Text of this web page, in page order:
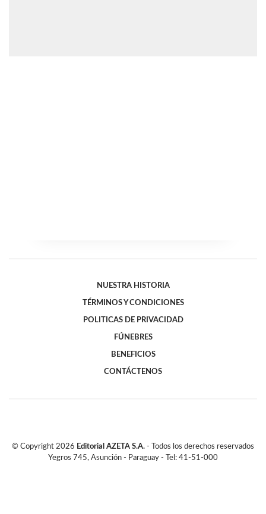
NUESTRA HISTORIA
TÉRMINOS Y CONDICIONES
POLITICAS DE PRIVACIDAD
FÚNEBRES
BENEFICIOS
CONTÁCTENOS
© Copyright 2026 Editorial AZETA S.A. - Todos los derechos reservados
Yegros 745, Asunción - Paraguay - Tel: 41-51-000